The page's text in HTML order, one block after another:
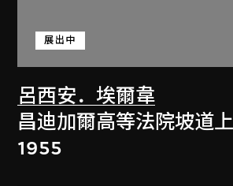
呂西安．埃爾韋
展出中
昌迪加爾高等法院坡道
1955